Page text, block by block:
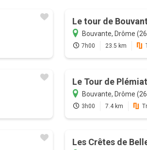
Le tour de
Bouvante, Drôme
7h00 23.5 km
Le Tour de Plémiat
Bouvante, Drôme
3h00 7.4 km
Les Crêtes de